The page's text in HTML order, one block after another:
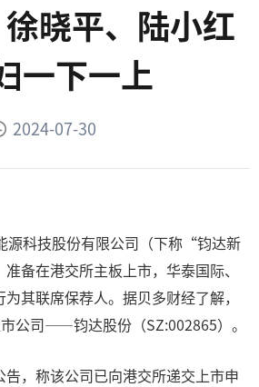
晓平、陆小红
一下一上
2024-07-30
源科技股份有限公司（下称“钧达新
备在港交所主板上市，华泰国际、
其联席保荐人。据贝多财经了解，
公司——钧达股份（SZ:002865）。
，称该公司已向港交所递交上市申